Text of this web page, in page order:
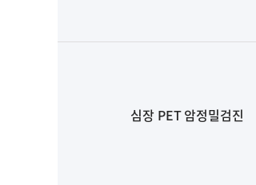
심장 PET 암정밀검진